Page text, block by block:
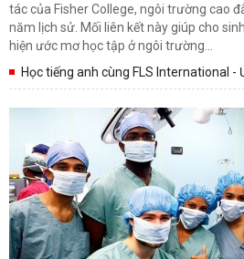
tác của Fisher College, ngôi trường cao
năm lịch sử. Mối liên kết này giúp cho
hiện ước mơ học tập ở ngôi trường...
Học tiếng anh cùng FLS International - Ưu đãi học phí lên đến
$1000